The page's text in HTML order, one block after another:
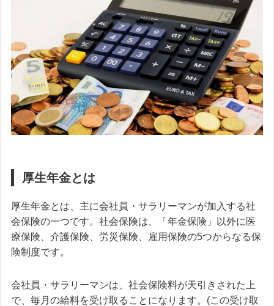
厚生年金とは
厚生年金とは、主に会社員・サラリーマンが加入する社
会保険の一つです。社会保険は、「年金保険」以外に医
療保険、介護保険、労災保険、雇用保険の5つからなる保
険制度です。
会社員・サラリーマンは、社会保険料が天引きされた上
で、毎月の給料を受け取ることになります。(この受け取